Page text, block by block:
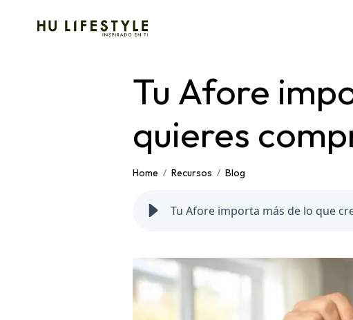
Tu Afore
quieres
Home Recursos Blog
Tu Afore importa más de lo que